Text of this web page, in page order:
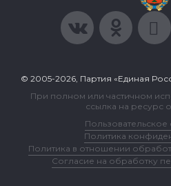
© 2005-2026, Партия «Единая
При полном или частичном
ссылка на ресурс
Политика
Политика в отношении
Согласие на обработку